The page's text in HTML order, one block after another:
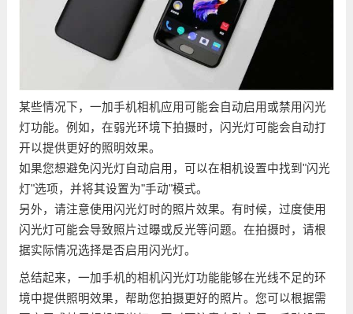
某些情况下，一加手机相机应用可能会自动启用或禁用闪光
灯功能。例如，在弱光环境下拍摄时，闪光灯可能会自动打
开以提供更好的照明效果。
如果您想避免闪光灯自动启用，可以在相机设置中找到"闪光
灯"选项，并将其设置为"手动"模式。
另外，请注意使用闪光灯时的照片效果。有时候，过度使用
闪光灯可能会导致照片过曝或反光等问题。在拍摄时，请根
据实际情况选择是否启用闪光灯。
总结起来，一加手机的相机闪光灯功能能够在光线不足的环
境中提供照明效果，帮助您拍摄更好的照片。您可以根据需